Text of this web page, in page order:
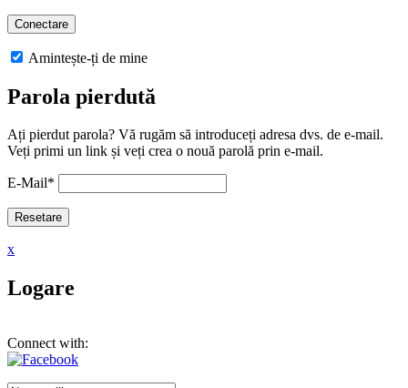
Amintește-ți de mine
Parola pierdută
Ați pierdut parola? Vă rugăm să introduceți adresa dvs. de e-mail.
Veți primi un link și veți crea o nouă parolă prin e-mail.
E-Mail*
x
Logare
Connect with: